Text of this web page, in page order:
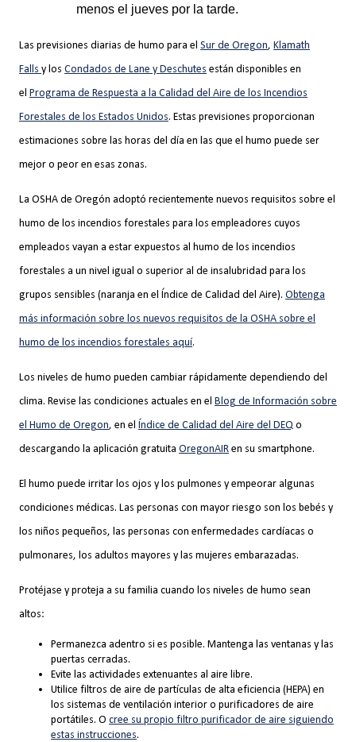
menos el jueves por la tarde.
Las previsiones diarias de humo para el Sur de Oregon, Klamath
Falls y los Condados de Lane y Deschutes están disponibles en
el Programa de Respuesta a la Calidad del Aire de los Incendios
Forestales de los Estados Unidos. Estas previsiones proporcionan
estimaciones sobre las horas del día en las que el humo puede ser
mejor o peor en esas zonas.
La OSHA de Oregón adoptó recientemente nuevos requisitos sobre el
humo de los incendios forestales para los empleadores cuyos
empleados vayan a estar expuestos al humo de los incendios
forestales a un nivel igual o superior al de insalubridad para los
grupos sensibles (naranja en el Índice de Calidad del Aire). Obtenga
más información sobre los nuevos requisitos de la OSHA sobre el
humo de los incendios forestales aquí.
Los niveles de humo pueden cambiar rápidamente dependiendo del
clima. Revise las condiciones actuales en el Blog de Información sobre
el Humo de Oregon, en el Índice de Calidad del Aire del DEQ o
descargando la aplicación gratuita OregonAIR en su smartphone.
El humo puede irritar los ojos y los pulmones y empeorar algunas
condiciones médicas. Las personas con mayor riesgo son los bebés y
los niños pequeños, las personas con enfermedades cardíacas o
pulmonares, los adultos mayores y las mujeres embarazadas.
Protéjase y proteja a su familia cuando los niveles de humo sean
altos:
Permanezca adentro si es posible. Mantenga las ventanas y las
puertas cerradas.
Evite las actividades extenuantes al aire libre.
Utilice filtros de aire de partículas de alta eficiencia (HEPA) en
los sistemas de ventilación interior o purificadores de aire
portátiles. O cree su propio filtro purificador de aire siguiendo
estas instrucciones.